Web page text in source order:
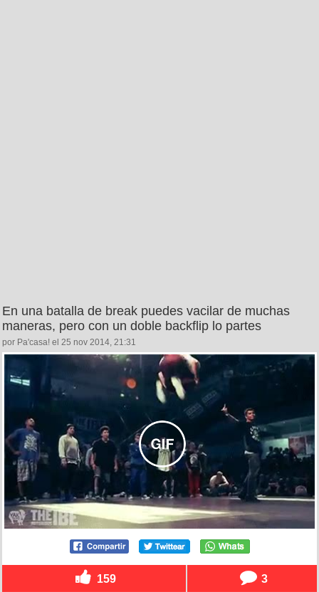
En una batalla de break puedes vacilar de muchas
maneras, pero con un doble backflip lo partes
por Pa'casa! el 25 nov 2014, 21:31
159 3